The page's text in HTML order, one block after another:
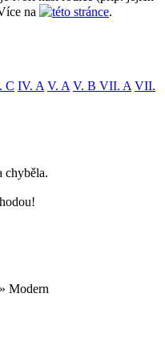
na
této stránce.
C IV. A V. A V. B VII. A VII.
chyběla.
» Modern